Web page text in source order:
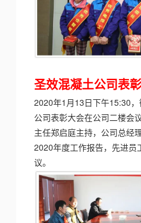
圣效混凝土公司表
2020年1月13日下午15:30
公司表彰大会在公司二楼会
主任郑启庭主持，公司总经
2020年度工作报告，先进员
议。